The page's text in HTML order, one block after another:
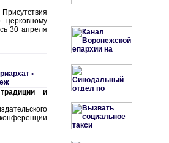
церковному
30 апреля
•
и